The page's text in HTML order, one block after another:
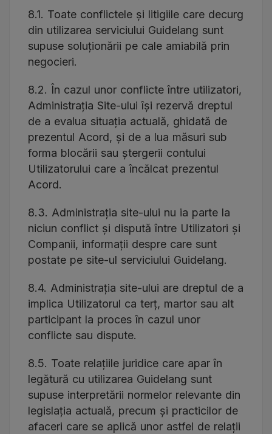
8.1. Toate conflictele și litigiile care decurg
din utilizarea serviciului Guidelang sunt
supuse soluționării pe cale amiabilă prin
negocieri.
8.2. În cazul unor conflicte între utilizatori,
Administrația Site-ului își rezervă dreptul
de a evalua situația actuală, ghidată de
prezentul Acord, și de a lua măsuri sub
forma blocării sau ștergerii contului
Utilizatorului care a încălcat prezentul
Acord.
8.3. Administrația site-ului nu ia parte la
niciun conflict și dispută între Utilizatori și
Companii, informații despre care sunt
postate pe site-ul serviciului Guidelang.
8.4. Administrația site-ului are dreptul de a
implica Utilizatorul ca terț, martor sau alt
participant la proces în cazul unor
conflicte sau dispute.
8.5. Toate relațiile juridice care apar în
legătură cu utilizarea Guidelang sunt
supuse interpretării normelor relevante din
legislația actuală, precum și practicilor de
afaceri care se aplică unor astfel de relații